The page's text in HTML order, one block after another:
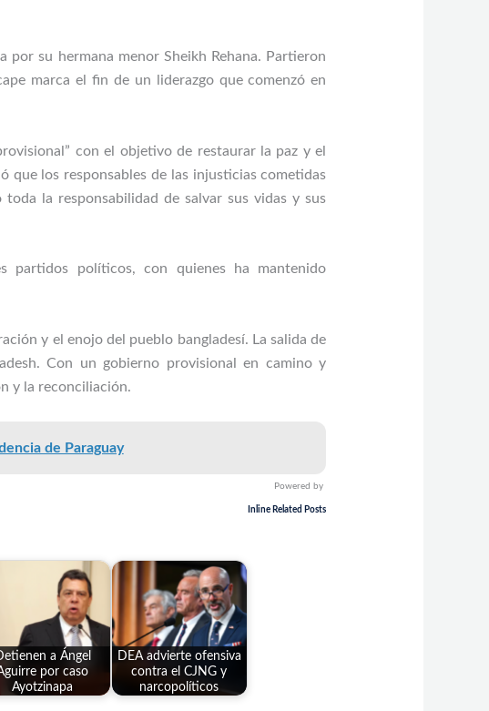
su hermana menor Sheikh Rehana. Partieron
marca el fin de un liderazgo que comenzó en
con el objetivo de restaurar la paz y el
que los responsables de las injusticias cometidas
la responsabilidad de salvar sus vidas y sus
partidos políticos, con quienes ha mantenido
y el enojo del pueblo bangladesí. La salida de
Con un gobierno provisional en camino y
y la reconciliación.
de Paraguay
Powered by
Inline Related Posts
Detienen a Ángel
por caso
Ayotzinapa
DEA advierte ofensiva
contra el CJNG y
narcopolíticos